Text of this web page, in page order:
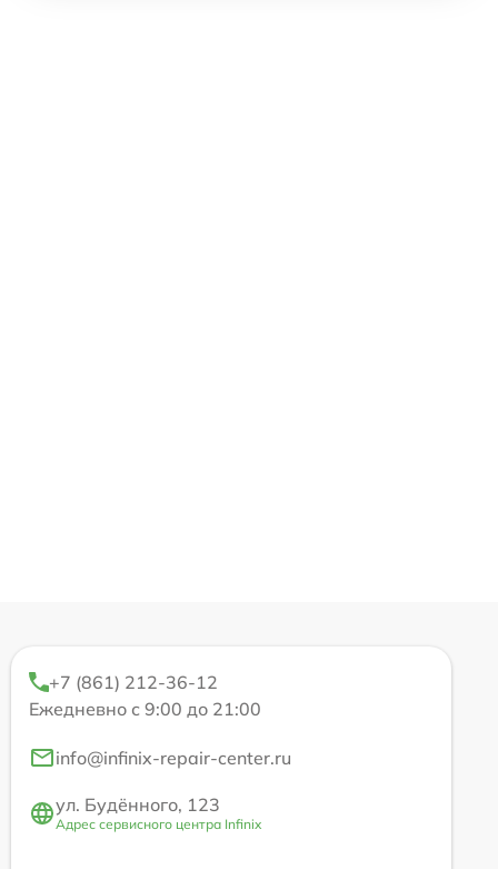
+7 (861) 212-36-12
Ежедневно с 9:00 до 21:00
info@infinix-repair-center.ru
ул. Будённого, 123
Адрес сервисного центра Infinix